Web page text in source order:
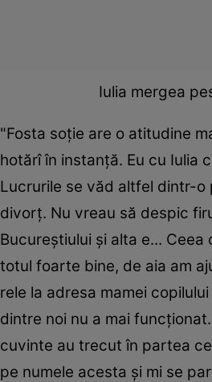
Iulia mergea
"Fosta soție are o atitudine
hotărî în instanță. Eu cu Iulia
Lucrurile se văd altfel dintr-o
divorț. Nu vreau să despic
Bucureștiului și alta e...
totul foarte bine, de aia am
rele la adresa mamei
dintre noi nu a mai
cuvinte au trecut în partea
pe numele acesta și mi se